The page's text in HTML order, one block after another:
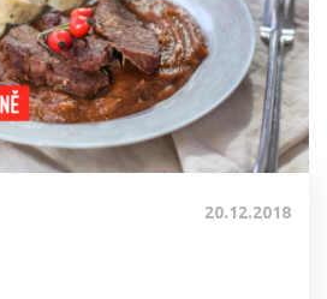
20.12.2018